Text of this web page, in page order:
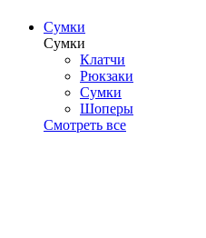
Сумки
Сумки
Клатчи
Рюкзаки
Сумки
Шоперы
Смотреть все